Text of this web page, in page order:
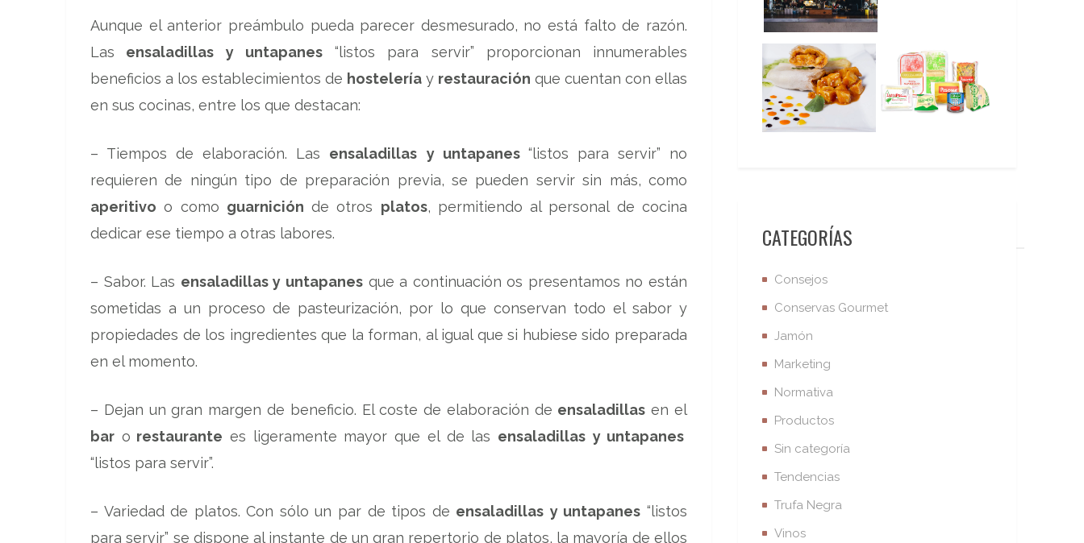
Aunque el anterior preámbulo pueda parecer desmesurado, no está falto de razón.
Las ensaladillas y untapanes“listos para servir” proporcionan innumerables
beneficios a los establecimientos de hostelería y restauración que cuentan con ellas
en sus cocinas, entre los que destacan:
– Tiempos de elaboración. Las ensaladillas y untapanes “listos para servir” no
requieren de ningún tipo de preparación previa, se pueden servir sin más, como
aperitivo o como guarnición de otros platos, permitiendo al personal de cocina
dedicar ese tiempo a otras labores.
– Sabor. Las ensaladillas y untapanesque a continuación os presentamos no están
sometidas a un proceso de pasteurización, por lo que conservan todo el sabor y
propiedades de los ingredientes que la forman, al igual que si hubiese sido preparada
en el momento.
– Dejan un gran margen de beneficio. El coste de elaboración de ensaladillas en el
bar o restaurante es ligeramente mayor que el de las ensaladillas y untapanes
“listos para servir”.
– Variedad de platos. Con sólo un par de tipos de ensaladillas y untapanes “listos
para servir” se dispone al instante de un gran repertorio de platos, la mayoría de ellos
CATEGORÍAS
Consejos
Conservas Gourmet
Jamón
Marketing
Normativa
Productos
Sin categoría
Tendencias
Trufa Negra
Vinos